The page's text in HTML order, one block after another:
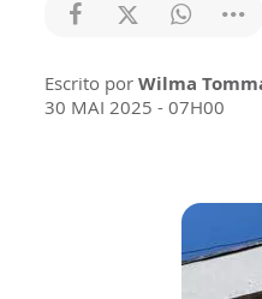
Escrito por Wilma
30 MAI 2025 - 07H00